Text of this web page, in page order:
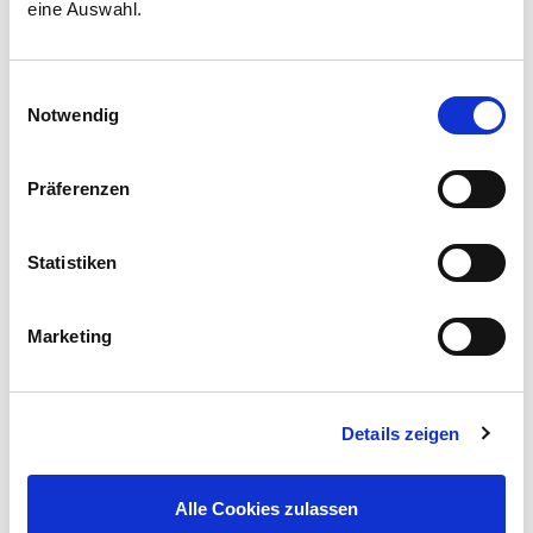
eine Auswahl.
Notwendig
Präferenzen
Statistiken
Marketing
Details zeigen
Alle Cookies zulassen
Prozesse in erfolgreichen Organisationen der
Zur Seite DiALOG-Award
Exklusiver Gedankenaustausch
für digitale Trendsetter